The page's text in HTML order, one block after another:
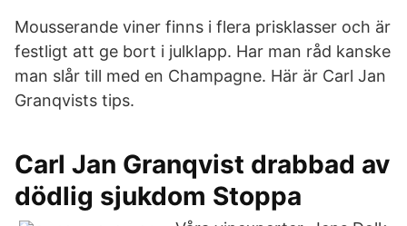
Mousserande viner finns i flera prisklasser och är
festligt att ge bort i julklapp. Har man råd kanske
man slår till med en Champagne. Här är Carl Jan
Granqvists tips.
Carl Jan Granqvist drabbad av
dödlig sjukdom Stoppa